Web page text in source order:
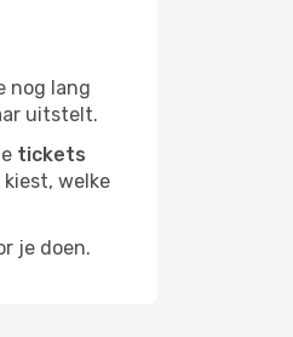
nog lang
uitstelt.
tickets
welke
je doen.